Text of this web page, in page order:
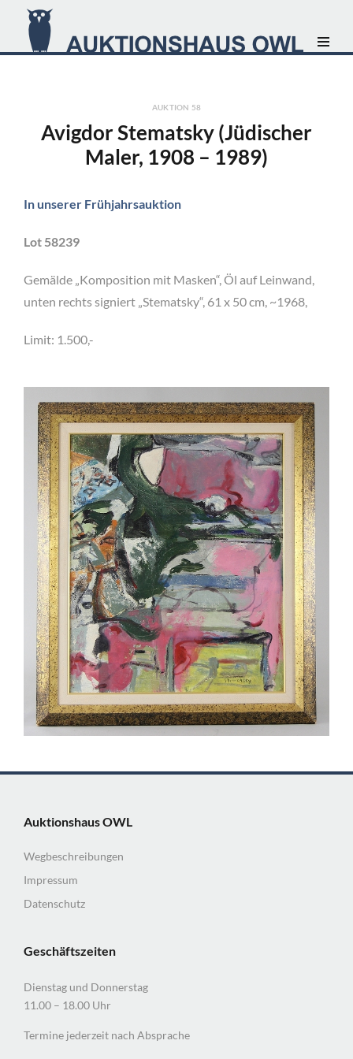
AUKTION 58
Avigdor Stematsky (Jüdischer
Maler, 1908 – 1989)
In unserer Frühjahrsauktion
Lot 58239
Gemälde „Komposition mit Masken“, Öl auf Leinwand,
unten rechts signiert „Stematsky“, 61 x 50 cm, ~1968,
Limit: 1.500,-
Auktionshaus OWL
Wegbeschreibungen
Impressum
Datenschutz
Geschäftszeiten
Dienstag und Donnerstag
11.00 – 18.00 Uhr
Termine jederzeit nach Absprache